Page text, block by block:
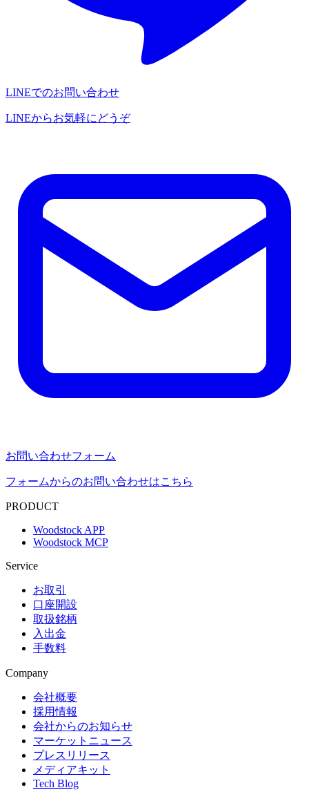
LINEでのお問い合わせ
LINEからお気軽にどうぞ
お問い合わせフォーム
フォームからのお問い合わせはこちら
PRODUCT
Woodstock APP
Woodstock MCP
Service
お取引
口座開設
取扱銘柄
入出金
手数料
Company
会社概要
採用情報
会社からのお知らせ
マーケットニュース
プレスリリース
メディアキット
Tech Blog